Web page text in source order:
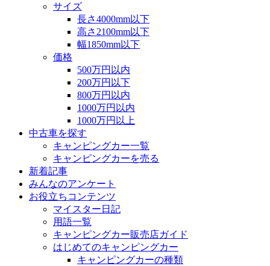
サイズ
長さ4000mm以下
高さ2100mm以下
幅1850mm以下
価格
500万円以内
200万円以下
800万円以内
1000万円以内
1000万円以上
中古車を探す
キャンピングカー一覧
キャンピングカーを売る
新着記事
みんなのアンケート
お役立ちコンテンツ
マイスター日記
用語一覧
キャンピングカー販売店ガイド
はじめてのキャンピングカー
キャンピングカーの種類